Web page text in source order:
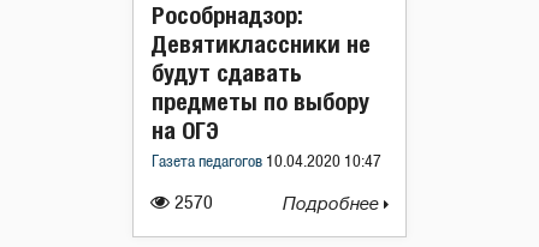
2570
Рособрнадзор:
Девятиклассники не
будут сдавать
предметы по выбору
на ОГЭ
Газета педагогов 10.04.2020 10:47
Подробнее